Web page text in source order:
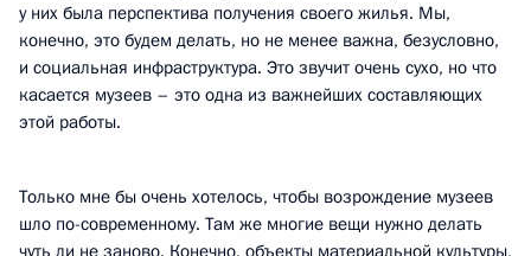
у них была перспектива получения своего жилья. Мы,
конечно, это будем делать, но не менее важна, безусловно,
и социальная инфраструктура. Это звучит очень сухо, но что
касается музеев – это одна из важнейших составляющих
этой работы.
Только мне бы очень хотелось, чтобы возрождение музеев
шло по-современному. Там же многие вещи нужно делать
чуть ли не заново. Конечно, объекты материальной культуры,